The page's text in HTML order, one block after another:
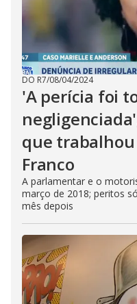
DO R7/08/04/2024
'A perícia foi
que
Franco
A parlamentar e o
março de 2018; peritos
mês depois